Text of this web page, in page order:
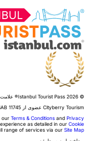
© 2026 Istanbul Tourist Pass®
Cityberry Tourism عضوی از
11745
our Terms & Conditions and Privacy
as detailed in our Cookie
range of services via our Site Map